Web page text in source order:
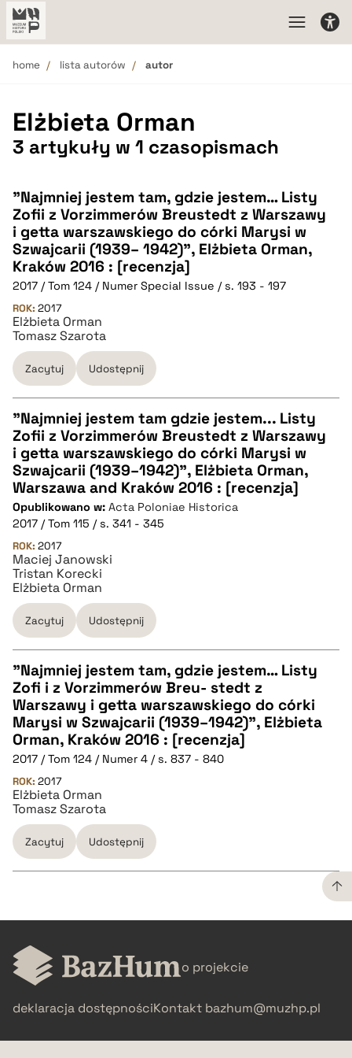
home lista autorów autor
Elżbieta Orman
3 artykuły w 1 czasopismach
"Najmniej jestem tam, gdzie jestem… Listy
Zofii z Vorzimmerów Breustedt z Warszawy
i getta warszawskiego do córki Marysi w
Szwajcarii (1939– 1942)", Elżbieta Orman,
Kraków 2016 : [recenzja]
2017 / Tom 124 / Numer Special Issue / s. 193 - 197
ROK: 2017
Elżbieta Orman
Tomasz Szarota
Zacytuj Udostępnij
CZYSTY TEKST
pobierz cytat
BIBTEX
pobierz cytat
"Najmniej jestem tam gdzie jestem... Listy
Zofii z Vorzimmerów Breustedt z Warszawy
i getta warszawskiego do córki Marysi w
Szwajcarii (1939–1942)", Elżbieta Orman,
Warszawa and Kraków 2016 : [recenzja]
Opublikowano w: Acta Poloniae Historica
2017 / Tom 115 / s. 341 - 345
ROK: 2017
Maciej Janowski
Tristan Korecki
Elżbieta Orman
Zacytuj Udostępnij
CZYSTY TEKST
pobierz cytat
BIBTEX
pobierz cytat
"Najmniej jestem tam, gdzie jestem… Listy
Zofi i z Vorzimmerów Breu- stedt z
Warszawy i getta warszawskiego do córki
Marysi w Szwajcarii (1939–1942)", Elżbieta
Orman, Kraków 2016 : [recenzja]
2017 / Tom 124 / Numer 4 / s. 837 - 840
ROK: 2017
Elżbieta Orman
Tomasz Szarota
Zacytuj Udostępnij
CZYSTY TEKST
pobierz cytat
BIBTEX
o projekcie
deklaracja dostępnościKontakt bazhum@muzhp.pl